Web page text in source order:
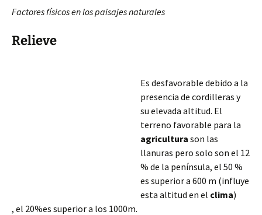
Factores físicos en los paisajes naturales
Relieve
Es desfavorable debido a la
presencia de cordilleras y
su elevada altitud. El
terreno favorable para la
agricultura son las
llanuras pero solo son el 12
% de la península, el 50 %
es superior a 600 m (influye
esta altitud en el clima)
, el 20%es superior a los 1000m.